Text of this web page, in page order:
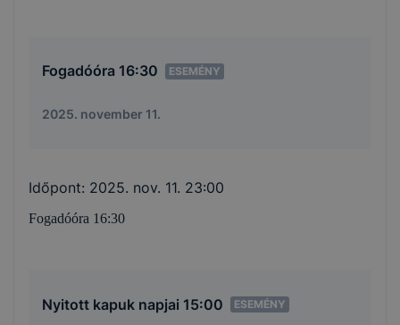
Fogadóóra 16:30 ESEMÉNY
2025. november 11.
Időpont: 2025. nov. 11. 23:00
Fogadóóra 16:30
Nyitott kapuk napjai 15:00 ESEMÉNY